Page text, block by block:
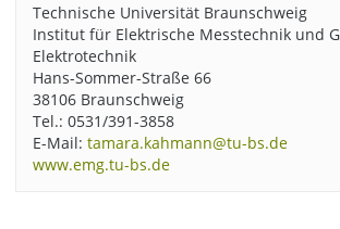
Technische Universität Braunschweig
Institut für Elektrische Messtechnik und
Elektrotechnik
Hans-Sommer-Straße 66
38106 Braunschweig
Tel.: 0531/391-3858
E-Mail: tamara.kahmann@tu-bs.de
www.emg.tu-bs.de